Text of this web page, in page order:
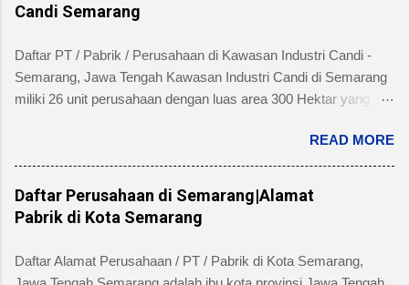
Candi Semarang
Daftar PT / Pabrik / Perusahaan di Kawasan Industri Candi -
Semarang, Jawa Tengah Kawasan Industri Candi di Semarang
miliki 26 unit perusahaan dengan luas area 300 Hektar yang
Kecamatan Ngaliyan dan memiliki fasilitas tanah yang siap
dibangun , jalan 20 s/d 30 meter, green belt, listrik , telepon , air,
security service dan memiliki kemudahan atau keuntungan
bebas banjir dan ideal untuk industri menengah dan besar untuk
alamat pengelola berada di Jl. Tambakaji II No. 7 Semarang
READ MORE
Daftar Perusahaan di Semarang|Alamat
Pabrik di Kota Semarang
Daftar Alamat Perusahaan / PT / Pabrik di Kota Semarang,